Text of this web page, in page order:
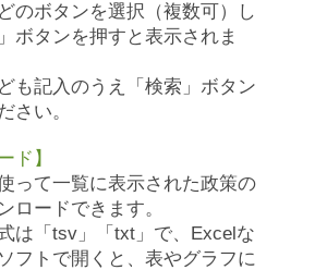
のボタンを選択（複数可）し
ボタンを押すと表示されま
も記入のうえ「検索」ボタン
さい。
ド】
って一覧に表示された政策の
ロードできます。
は「tsv」「txt」で、Excelな
フトで開くと、表やグラフに